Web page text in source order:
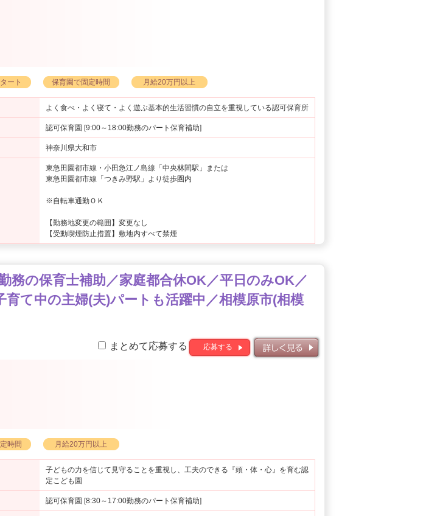
ート 保育園で固定時間 月給20万円以上
よく食べ・よく寝て・よく遊ぶ基本的生活習慣の自立を重視している認可保育所
認可保育園 [9:00～18:00勤務のパート保育補助]
神奈川県大和市
東急田園都市線・小田急江ノ島線「中央林間駅」または
東急田園都市線「つきみ野駅」より徒歩圏内
※自転車通勤ＯＫ
【勤務地変更の範囲】変更なし
【受動喫煙防止措置】敷地内すべて禁煙
務の保育士補助／家庭都合休OK／平日のみOK／
て中の主婦(夫)パートも活躍中／相模原市(相模
まとめて応募する 応募する
時間 月給20万円以上
子どもの力を信じて見守ることを重視し、工夫のできる『頭・体・心』を育む認
定こども園
認可保育園 [8:30～17:00勤務のパート保育補助]